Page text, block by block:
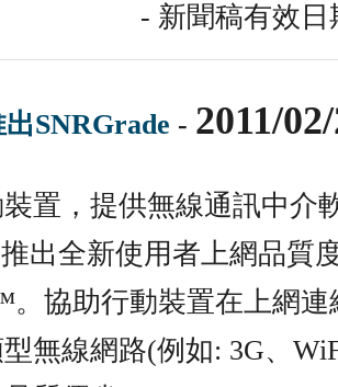
- 新聞稿有效日
SNRGrade - 2011/
置，提供無線通訊中介
推出全新使用者上網品質
。協助行動裝置在上網
無線網路(例如: 3G、